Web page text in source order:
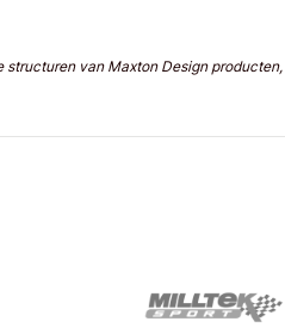
structuren van Maxton Design